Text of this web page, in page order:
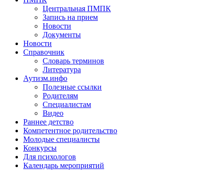
Центральная ПМПК
Запись на прием
Новости
Документы
Новости
Справочник
Словарь терминов
Литература
Аутизм.инфо
Полезные ссылки
Родителям
Специалистам
Видео
Раннее детство
Компетентное родительство
Молодые специалисты
Конкурсы
Для психологов
Календарь мероприятий